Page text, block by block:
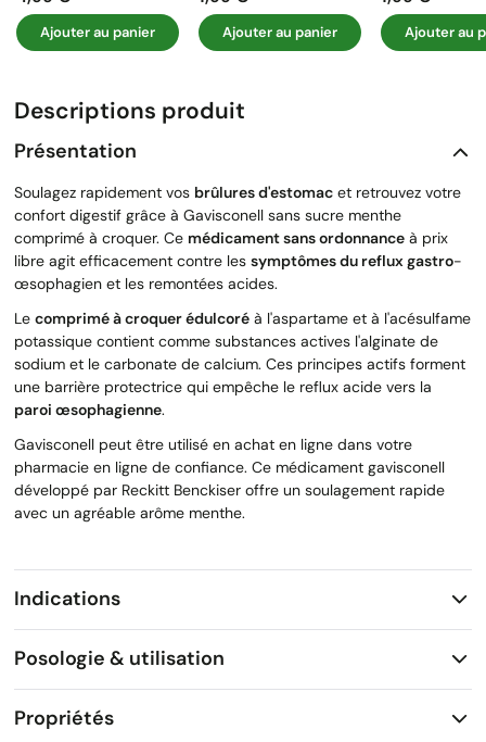
Ajouter au panier Ajouter au panier Ajouter au
Descriptions produit
Présentation
Soulagez rapidement vos brûlures d'estomac et retrouvez votre
confort digestif grâce à Gavisconell sans sucre menthe
comprimé à croquer. Ce médicament sans ordonnance à prix
libre agit efficacement contre les symptômes du reflux gastro-
œsophagien et les remontées acides.
Le comprimé à croquer édulcoré à l'aspartame et à l'acésulfame
potassique contient comme substances actives l'alginate de
sodium et le carbonate de calcium. Ces principes actifs forment
une barrière protectrice qui empêche le reflux acide vers la
paroi œsophagienne.
Gavisconell peut être utilisé en achat en ligne dans votre
pharmacie en ligne de confiance. Ce médicament gavisconell
développé par Reckitt Benckiser offre un soulagement rapide
avec un agréable arôme menthe.
Indications
Posologie & utilisation
Propriétés